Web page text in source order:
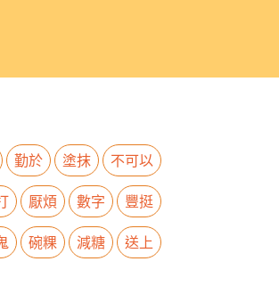
勤於 塗抹
不可以
厭煩 數字
豐挺
碗粿 減糖
送上